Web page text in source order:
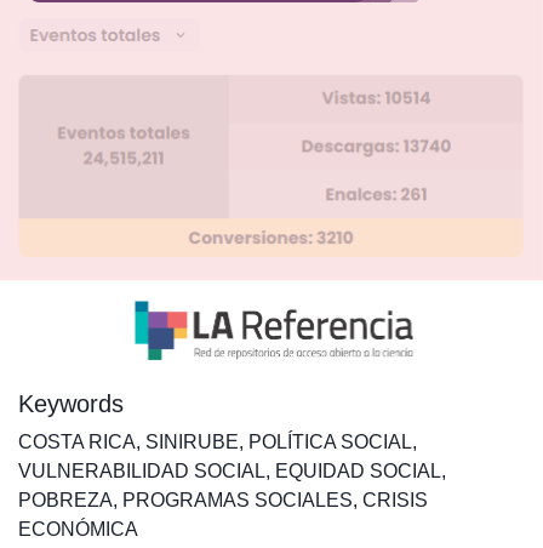
Keywords
COSTA RICA, SINIRUBE, POLÍTICA SOCIAL,
VULNERABILIDAD SOCIAL, EQUIDAD SOCIAL,
POBREZA, PROGRAMAS SOCIALES, CRISIS
ECONÓMICA